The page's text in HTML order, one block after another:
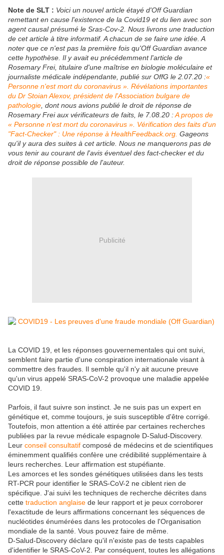
Note de SLT : Voici un nouvel article étayé d'Off Guardian
remettant en cause l'existence de la Covid19 et du lien avec son
agent causal présumé le Sras-Cov-2. Nous livrons une traduction
de cet article à titre informatif. A chacun de se faire une idée. A
noter que ce n'est pas la première fois qu'Off Guardian avance
cette hypothèse. Il y avait eu précédemment l'article de
Rosemary Frei, titulaire d'une maîtrise en biologie moléculaire et
journaliste médicale indépendante, publié sur OffG le 2.07.20 :«
Personne n'est mort du coronavirus ». Révélations importantes
du Dr Stoian Alexov, président de l'Association bulgare de
pathologie , dont nous avions publié le droit de réponse de
Rosemary Frei aux vérificateurs de faits, le 7.08.20 :A propos de
« Personne n'est mort du coronavirus ». Vérification des faits d'un
"Fact-Checker" : Une réponse à HealthFeedback.org. Gageons
qu'il y aura des suites à cet article. Nous ne manquerons pas de
vous tenir au courant de l'avis éventuel des fact-checker et du
droit de réponse possible de l'auteur.
Publicité
La COVID 19, et les réponses gouvernementales qui ont suivi,
semblent faire partie d'une conspiration internationale visant à
commettre des fraudes. Il semble qu'il n'y ait aucune preuve
qu'un virus appelé SRAS-CoV-2 provoque une maladie appelée
COVID 19.
Parfois, il faut suivre son instinct. Je ne suis pas un expert en
génétique et, comme toujours, je suis susceptible d'être corrigé.
Toutefois, mon attention a été attirée par certaines recherches
publiées par la revue médicale espagnole D-Salud-Discovery.
Leur conseil consultatif composé de médecins et de scientifiques
éminemment qualifiés confère une crédibilité supplémentaire à
leurs recherches. Leur affirmation est stupéfiante.
Les amorces et les sondes génétiques utilisées dans les tests
RT-PCR pour identifier le SRAS-CoV-2 ne ciblent rien de
spécifique. J'ai suivi les techniques de recherche décrites dans
cette traduction anglaise de leur rapport et je peux corroborer
l'exactitude de leurs affirmations concernant les séquences de
nucléotides énumérées dans les protocoles de l'Organisation
mondiale de la santé. Vous pouvez faire de même.
D-Salud-Discovery déclare qu'il n'existe pas de tests capables
d'identifier le SRAS-CoV-2. Par conséquent, toutes les allégations